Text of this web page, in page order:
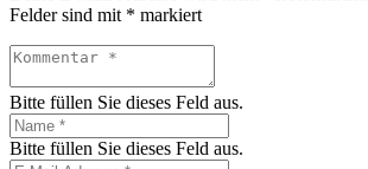
Felder sind mit * markiert
Bitte füllen Sie dieses Feld aus.
Bitte füllen Sie dieses Feld aus.